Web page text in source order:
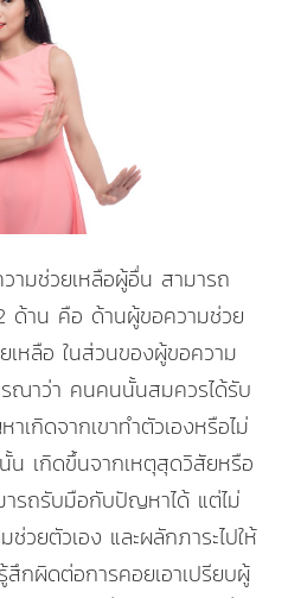
ามช่วยเหลือผู้อื่น สามารถ
ด้าน คือ ด้านผู้ขอความช่วย
เหลือ ในส่วนของผู้ขอความ
ณาว่า คนคนนั้นสมควรได้รับ
เกิดจากเขาทำตัวเองหรือไม่
เกิดขึ้นจากเหตุสุดวิสัยหรือ
ารถรับมือกับปัญหาได้ แต่ไม่
วยตัวเอง และผลักภาระไปให้
สึกผิดต่อการคอยเอาเปรียบผู้